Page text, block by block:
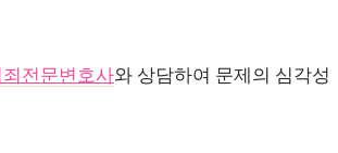
전문변호사와 상담하여 문제의 심각성